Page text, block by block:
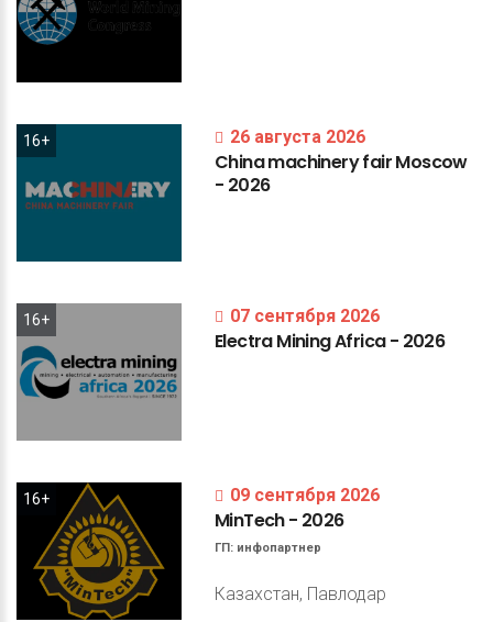
16+ 26 августа 2026
ChinamachineryfairMoscow
- 2026
16+ 07 сентября 2026
ElectraMiningAfrica- 2026
16+ 09 сентября 2026
MinTech- 2026
ГП: инфопартнер
Казахстан, Павлодар